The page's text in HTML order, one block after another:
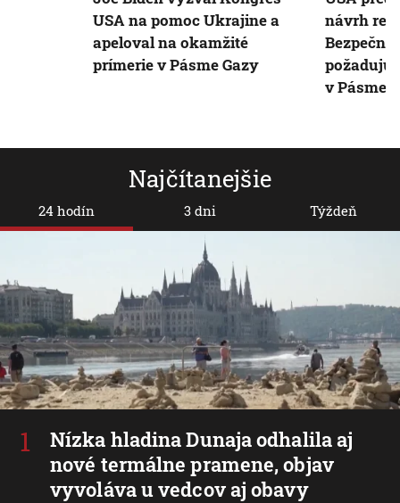
Najčítanejšie
24 hodín
Nízka hladina Dunaja odhalila aj
nové termálne pramene, objav
vyvoláva u vedcov aj obavy
3 dni Týždeň
USA na pomoc Ukrajine a
apeloval na okamžité
prímerie v Pásme Gazy
návrh
požadujú
v Pásme